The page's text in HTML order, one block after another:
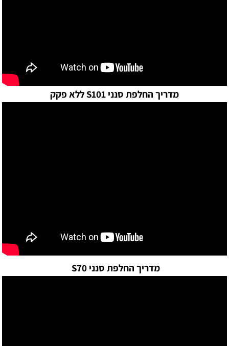
מדריך החלפת סנני S101 ללא פקק
מדריך החלפת סנני S70